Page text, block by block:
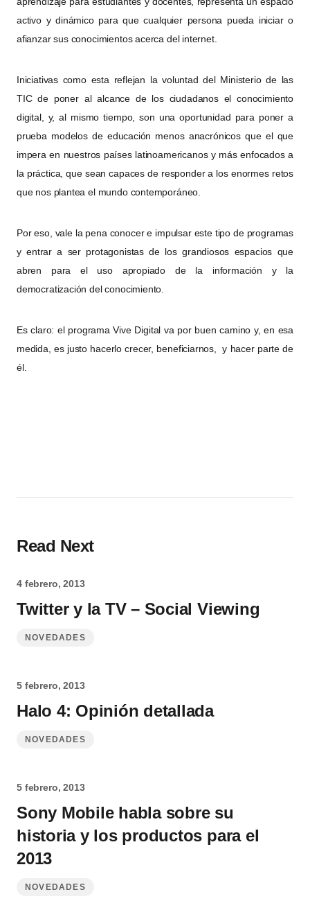
activo y dinámico para que cualquier persona pueda iniciar o
afianzar sus conocimientos acerca del internet.
Iniciativas como esta reflejan la voluntad del Ministerio de las
TIC de poner al alcance de los ciudadanos el conocimiento
digital, y, al mismo tiempo, son una oportunidad para poner a
prueba modelos de educación menos anacrónicos que el que
impera en nuestros países latinoamericanos y más enfocados a
la práctica, que sean capaces de responder a los enormes retos
que nos plantea el mundo contemporáneo.
Por eso, vale la pena conocer e impulsar este tipo de programas
y entrar a ser protagonistas de los grandiosos espacios que
abren para el uso apropiado de la información y la
democratización del conocimiento.
Es claro: el programa Vive Digital va por buen camino y, en esa
medida, es justo hacerlo crecer, beneficiarnos, y hacer parte de
él.
Read Next
4 febrero, 2013
Twitter y la TV – Social Viewing
NOVEDADES
5 febrero, 2013
Halo 4: Opinión detallada
NOVEDADES
5 febrero, 2013
Sony Mobile habla sobre su
historia y los productos para el
2013
NOVEDADES